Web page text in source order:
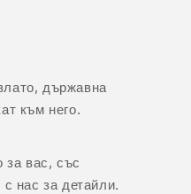
държавна
към него.
вас, със
нас за детайли.